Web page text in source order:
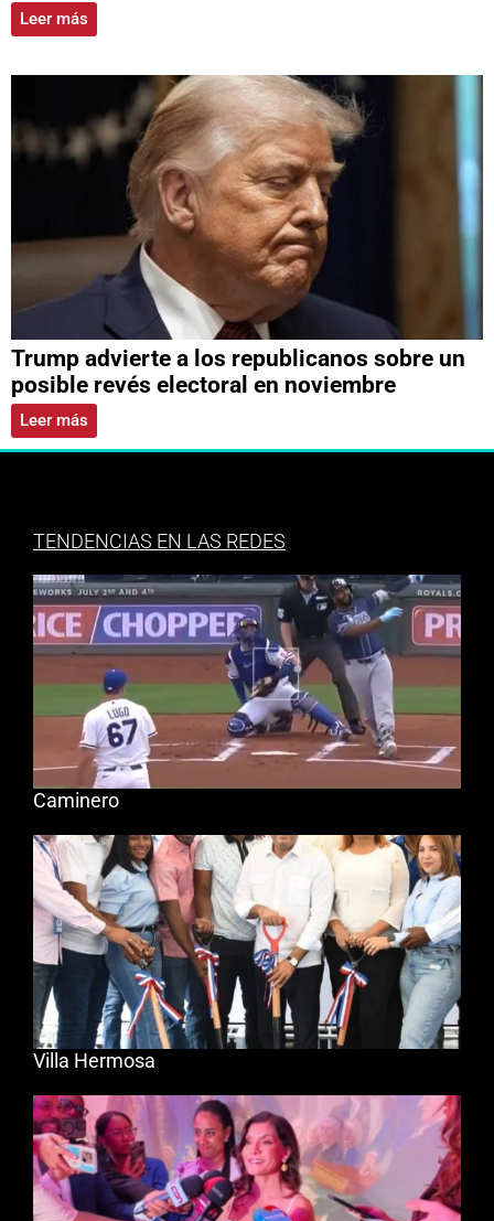
Leer más
Trump advierte a los republicanos sobre un
posible revés electoral en noviembre
Leer más
TENDENCIAS EN LAS REDES
Caminero
Villa Hermosa